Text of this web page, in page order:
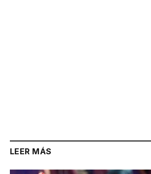
LEER MÁS